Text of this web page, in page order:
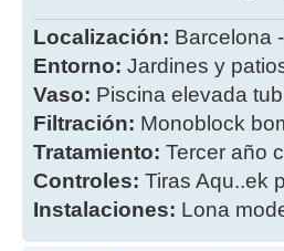
Localización: Barcelona
Entorno: Jardines y
Vaso: Piscina elevada
Filtración: Monoblock
Tratamiento: Tercer año
Controles: Tiras Aqu..ek
Instalaciones: Lona